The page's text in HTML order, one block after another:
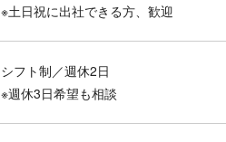
※土日祝に出社できる方、歓迎
シフト制／週休2日
※週休3日希望も相談